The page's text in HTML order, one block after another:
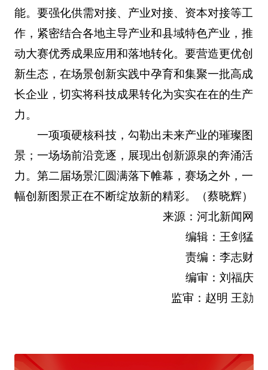
能。要强化供需对接、产业对接、资本对接等工
作，紧密结合各地主导产业和县域特色产业，推
动大赛优秀成果应用和落地转化。要营造更优创
新生态，在场景创新实践中孕育和集聚一批高成
长企业，切实将科技成果转化为实实在在的生产
力。
一项项硬核科技，勾勒出未来产业的璀璨图
景；一场场前沿竞逐，展现出创新源泉的奔涌活
力。第二届场景汇圆满落下帷幕，赛场之外，一
幅创新图景正在不断绽放新的精彩。（蔡晓辉）
来源：河北新闻网
编辑：王剑猛
责编：李志财
编审：刘福庆
监审：赵明 王勍